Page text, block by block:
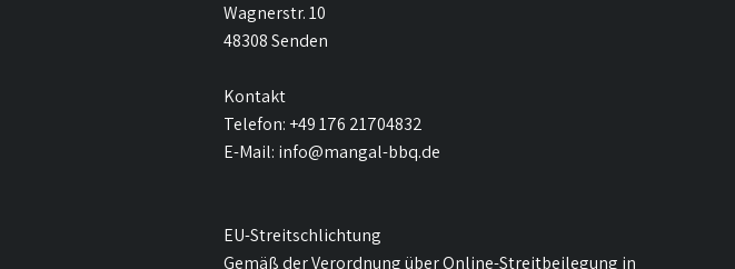
Wagnerstr. 10
48308 Senden
Kontakt
Telefon: +49 176 21704832
E-Mail: info@mangal-bbq.de
EU-Streitschlichtung
Gemäß der Verordnung über Online-Streitbeilegung in